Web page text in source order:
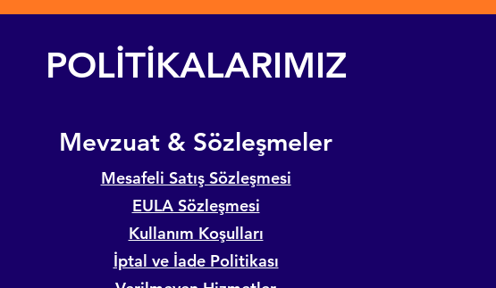
POLİTİKALARIMIZ
​Mevzuat & Sözleşmeler
Mesafeli Satış Sözleşmesi
EULA Sözleşmesi
Kullanım Koşulları
İptal ve İade Politikası